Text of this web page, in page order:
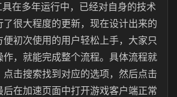
在多年运行中，已经对自身的技术
很大程度的更新，现在设计出来的
初次使用的用户轻松上手，大家只
作，就能完成整个流程。具体流程就
点击搜索找到对应的选项，然后点击
在加速页面中打开游戏客户端正常